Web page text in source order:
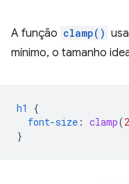
A função clamp()
mínimo, o tamanho
h1
{
font-size : clamp(2
}